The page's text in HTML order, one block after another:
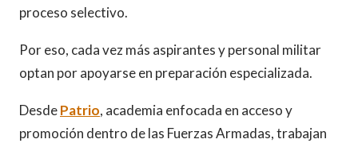
proceso selectivo.
Por eso, cada vez más aspirantes y personal militar
optan por apoyarse en preparación especializada.
DesdePatrio, academia enfocada en acceso y
promoción dentro de las Fuerzas Armadas, trabajan